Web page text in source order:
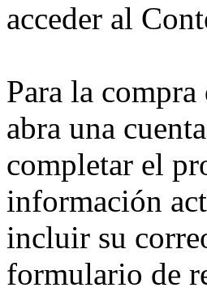
acceder al
Para la
abra una
completar el
información
incluir su
formulario de